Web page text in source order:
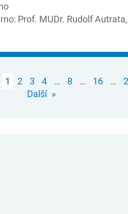
Prof. MUDr. Rudolf
1 2 3 4 … 8 … 16 …
Další »